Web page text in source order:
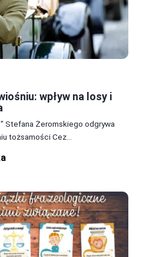
wpływ na losy i
Stefana Żeromskiego odgrywa
tożsamości Cez...